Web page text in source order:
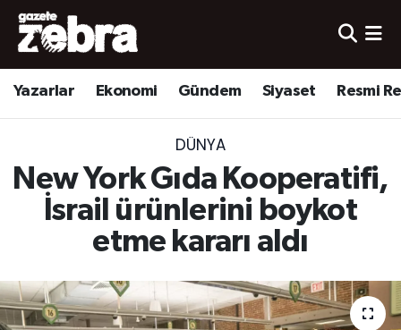
Yazarlar Ekonomi Gündem Siyaset Resmi
DÜNYA
New York Gıda Kooperatifi,
İsrail ürünlerini boykot
etme kararı aldı
Yazarlar
Ekonomi
Yerel
Nöbetçi Eczaneler
Hava Durumu
Süper Lig Puan Durumu ve Fikstür
Tüm Manşetler
Son Dakika Haberleri